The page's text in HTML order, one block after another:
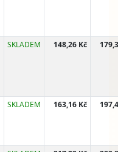
SKLADEM 148,26 Kč
SKLADEM 163,16 Kč